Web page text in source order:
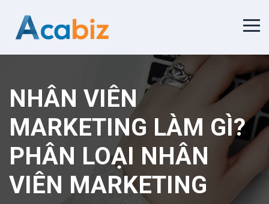
NHÂN VIÊN
MARKETING LÀM GÌ?
PHÂN LOẠI NHÂN
VIÊN MARKETING